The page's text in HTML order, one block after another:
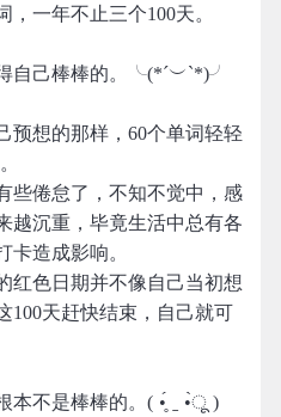
一年不止三个100天。
自己棒棒的。╰(*´︶`*)╯
预想的那样，60个单词轻轻
些倦怠了，不知不觉中，感
越沉重，毕竟生活中总有各
卡造成影响。
红色日期并不像自己当初想
100天赶快结束，自己就可
本不是棒棒的。( •̥́ ˍ •̀ू )